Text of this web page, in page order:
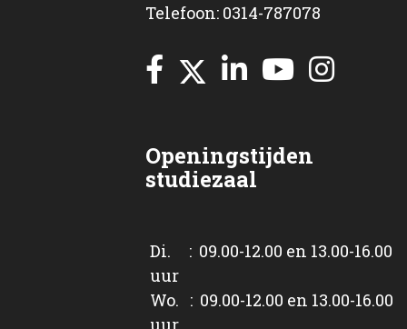
Telefoon: 0314-787078
Openingstijden
studiezaal
Di. : 09.00-12.00 en 13.00-16.00
uur
Wo. : 09.00-12.00 en 13.00-16.00
uur